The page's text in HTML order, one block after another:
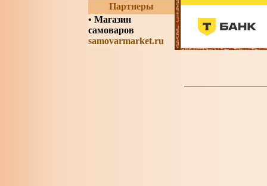
Партнеры
• Магазин
самоваров
samovarmarket.ru